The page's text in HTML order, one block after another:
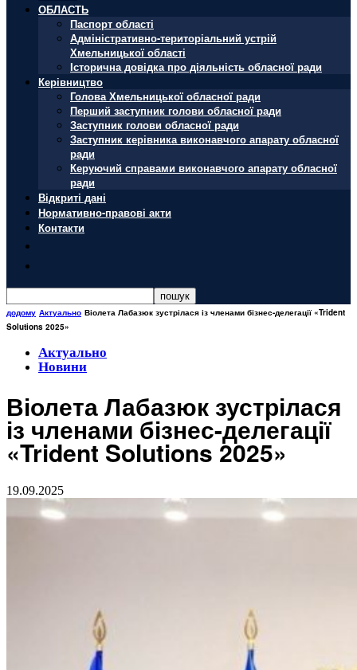
ОБЛАСТЬ
Паспорт області
Адміністративно-територіальний устрій
Хмельницької області
Історична довідка про діяльність обласної ради
Керівництво
Голова Хмельницької обласної ради
Перший заступник голови обласної ради
Заступник голови обласної ради
Заступник керівника виконавчого апарату обласної
ради
Керуючий справами виконавчого апарату обласної
ради
Відкриті дані
Нормативно-правові акти
Контакти
додому Актуально Віолета Лабазюк зустрілася із членами бізнес-делегації «Trident
Solutions 2025»
Актуально
Новини
Віолета Лабазюк зустрілася
із членами бізнес-делегації
«Trident Solutions 2025»
19.09.2025